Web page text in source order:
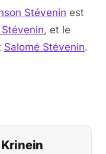
Stévenin est
, et le
Salomé Stévenin.